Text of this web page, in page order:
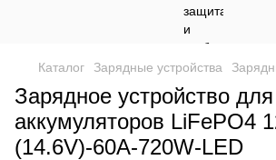
Каталог Зарядные устройства
Зарядное устройство для
аккумуляторов LiFePO4
(14.6V)-60A-720W-LED